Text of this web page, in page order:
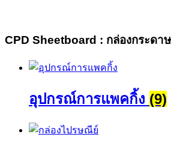
CPD Sheetboard : กล่องกระดา
อุปกรณ์การแพคกิ้ง (9)